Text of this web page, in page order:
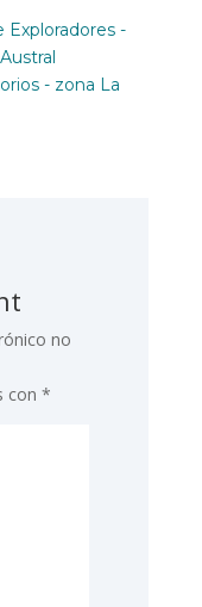
Exploradores -
- zona La
no
con *